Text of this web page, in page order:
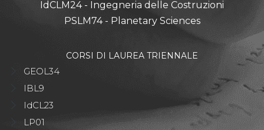
IdCLM24 - Ingegneria delle Costruzioni
PSLM74 - Planetary Sciences
CORSI DI LAUREA TRIENNALE
GEOL34
IBL9
IdCL23
LP01